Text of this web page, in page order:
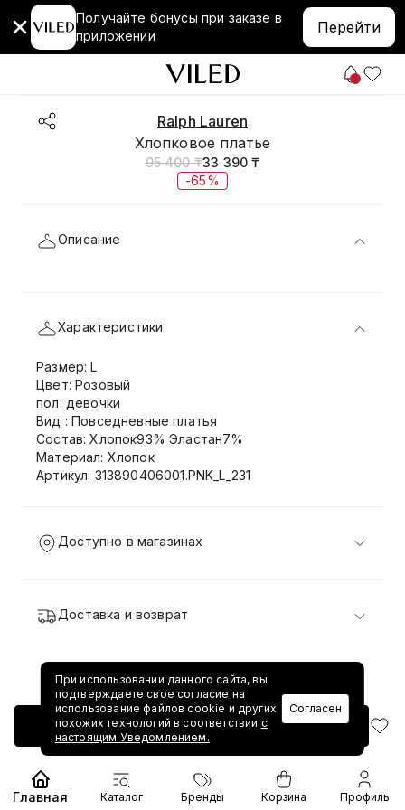
Получайте бонусы при заказе в
приложении
Перейти
Ralph Lauren
Хлопковое платье
95 400 ₸33 390 ₸
-65%
Добавить в корзину
Описание
Характеристики
Размер: L
Цвет: Розовый
пол: девочки
Вид : Повседневные платья
Состав: Хлопок93% Эластан7%
Материал: Хлопок
Артикул: 313890406001.PNK_L_231
Доступно в магазинах
Доставка и возврат
При использовании данного сайта, вы
подтверждаете свое согласие на
использование файлов cookie и других
похожих технологий в соответствии с
настоящим Уведомлением.
Согласен
Главная Каталог Бренды Корзина Профиль